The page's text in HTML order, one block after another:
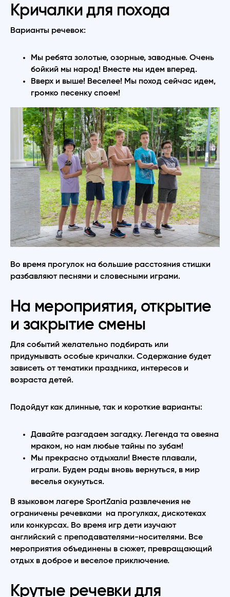
Кричалки для похода
Варианты речевок:
Мы ребята золотые, озорные, заводные. Очень
бойкий мы народ! Вместе мы идем вперед.
Вверх и выше! Веселее! Мы поход сейчас идем,
громко песенку споем!
Во время прогулок на большие расстояния стишки
разбавляют песнями и словесными играми.
На мероприятия, открытие
и закрытие смены
Для событий желательно подбирать или
придумывать особые кричалки. Содержание будет
зависеть от тематики праздника, интересов и
возраста детей.
Подойдут как длинные, так и короткие варианты:
Давайте разгадаем загадку. Легенда та овеяна
мраком, но нам любые тайны по зубам!
Мы прекрасно отдыхали! Вместе плавали,
играли. Будем рады вновь вернуться, в мир
веселья окунуться.
В языковом лагере SportZania развлечения не
ограничены речевками на прогулках, дискотеках
или конкурсах. Во время игр дети изучают
английский с преподавателями-носителями. Все
мероприятия объединены в сюжет, превращающий
отдых в доброе и веселое приключение.
Крутые речевки для